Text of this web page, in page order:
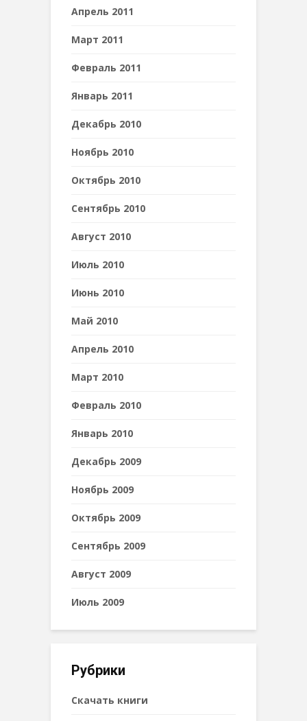
Апрель 2011
Март 2011
Февраль 2011
Январь 2011
Декабрь 2010
Ноябрь 2010
Октябрь 2010
Сентябрь 2010
Август 2010
Июль 2010
Июнь 2010
Май 2010
Апрель 2010
Март 2010
Февраль 2010
Январь 2010
Декабрь 2009
Ноябрь 2009
Октябрь 2009
Сентябрь 2009
Август 2009
Июль 2009
Рубрики
Cкачать книги